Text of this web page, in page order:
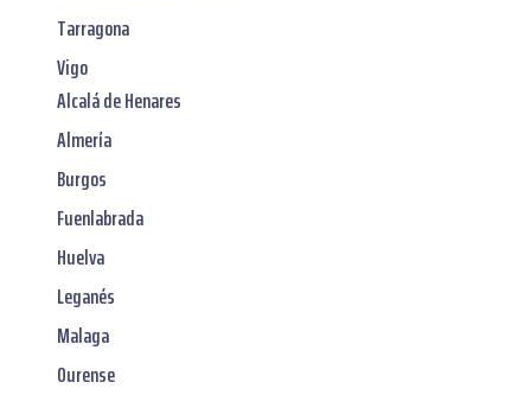
Tarragona
Vigo
Alcalá de Henares
Almería
Burgos
Fuenlabrada
Huelva
Leganés
Malaga
Ourense